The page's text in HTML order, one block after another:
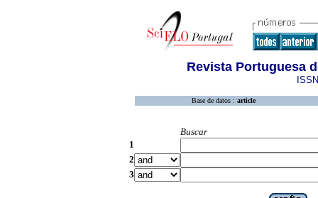
Revista Portuguesa
Base de datos : article
Buscar
1
2
3